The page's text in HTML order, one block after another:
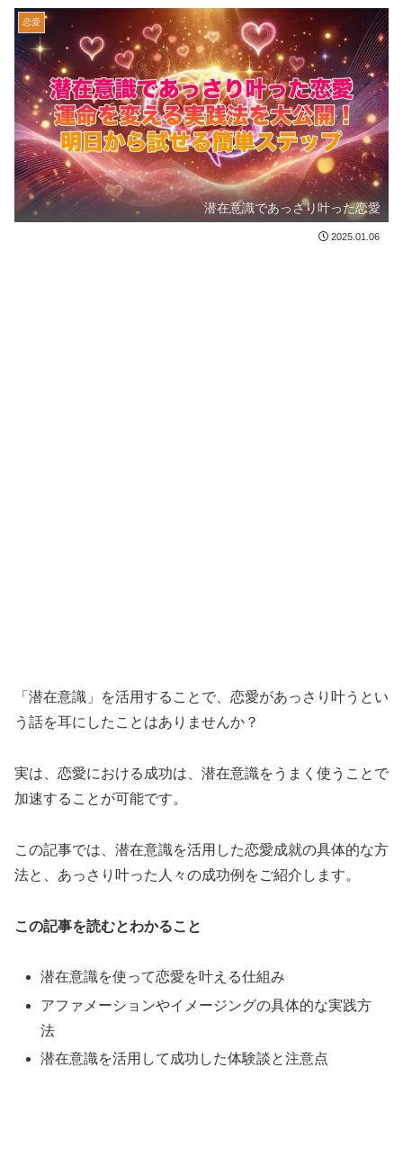
恋愛
潜在意識であっさり叶った恋愛
2025.01.06
「潜在意識」を活用することで、恋愛があっさり叶うとい
う話を耳にしたことはありませんか？
実は、恋愛における成功は、潜在意識をうまく使うことで
加速することが可能です。
この記事では、潜在意識を活用した恋愛成就の具体的な方
法と、あっさり叶った人々の成功例をご紹介します。
この記事を読むとわかること
潜在意識を使って恋愛を叶える仕組み
アファメーションやイメージングの具体的な実践方
法
潜在意識を活用して成功した体験談と注意点